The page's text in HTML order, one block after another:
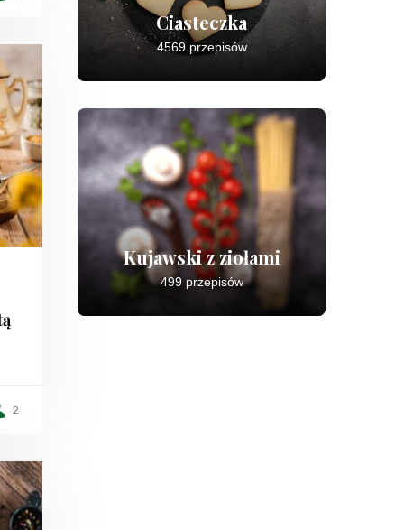
2
Ciasteczka
4569 przepisów
Kujawski z ziołami
499 przepisów